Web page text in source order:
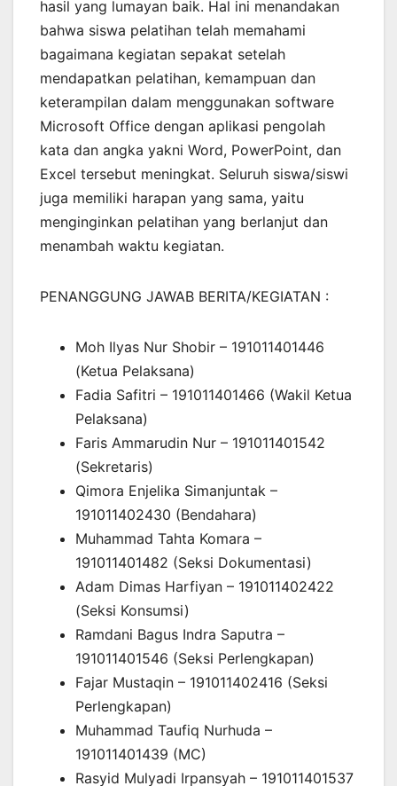
hasil yang lumayan baik. Hal ini menandakan
bahwa siswa pelatihan telah memahami
bagaimana kegiatan sepakat setelah
mendapatkan pelatihan, kemampuan dan
keterampilan dalam menggunakan software
Microsoft Office dengan aplikasi pengolah
kata dan angka yakni Word, PowerPoint, dan
Excel tersebut meningkat. Seluruh siswa/siswi
juga memiliki harapan yang sama, yaitu
menginginkan pelatihan yang berlanjut dan
menambah waktu kegiatan.
PENANGGUNG JAWAB BERITA/KEGIATAN :
Moh Ilyas Nur Shobir – 191011401446
(Ketua Pelaksana)
Fadia Safitri – 191011401466 (Wakil Ketua
Pelaksana)
Faris Ammarudin Nur – 191011401542
(Sekretaris)
Qimora Enjelika Simanjuntak –
191011402430 (Bendahara)
Muhammad Tahta Komara –
191011401482 (Seksi Dokumentasi)
Adam Dimas Harfiyan – 191011402422
(Seksi Konsumsi)
Ramdani Bagus Indra Saputra –
191011401546 (Seksi Perlengkapan)
Fajar Mustaqin – 191011402416 (Seksi
Perlengkapan)
Muhammad Taufiq Nurhuda –
191011401439 (MC)
Rasyid Mulyadi Irpansyah – 191011401537